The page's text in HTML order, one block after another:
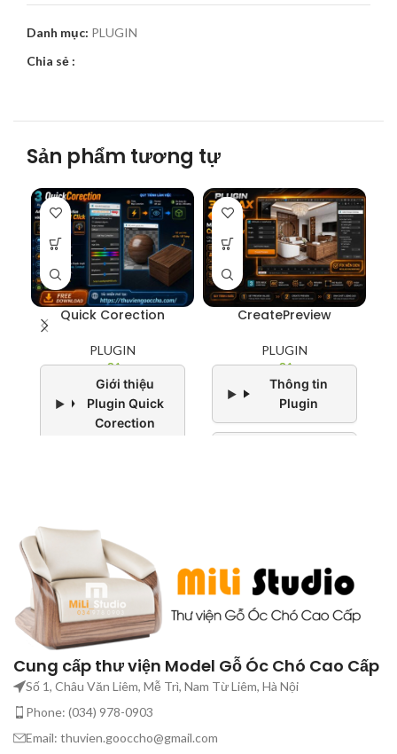
Danh mục: PLUGIN
Chia sẻ :
Sản phẩm tương tự
Quick Corection
PLUGIN
0₫
Giới thiệu
Plugin Quick
Corection
Hướng dẫn sử
dụng
Bản quyền &
Hỗ trợ
CreatePreview
PLUGIN
0₫
Thông tin
Plugin
Bản quyền &
Cung cấp thư viện Model Gỗ Óc Chó Cao Cấp
Số 1, Châu Văn Liêm, Mễ Trì, Nam Từ Liêm, Hà Nội
Phone: (034) 978-0903
Email: thuvien.gooccho@gmail.com